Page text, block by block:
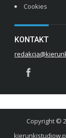
Cookies
KONTAKT
Copyright ©